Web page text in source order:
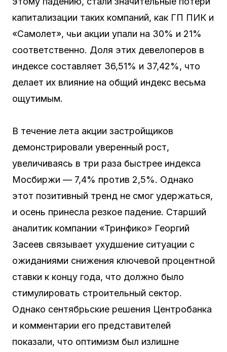
капитализации таких компаний, как ГП ПИК и
«Самолет», чьи акции упали на 30% и 21%
соответственно. Доля этих девелоперов в
индексе составляет 36,51% и 37,42%, что
делает их влияние на общий индекс весьма
ощутимым.
В течение лета акции застройщиков
демонстрировали уверенный рост,
увеличиваясь в три раза быстрее индекса
Мосбиржи — 7,4% против 2,5%. Однако
этот позитивный тренд не смог удержаться,
и осень принесла резкое падение. Старший
аналитик компании «Тринфико» Георгий
Засеев связывает ухудшение ситуации с
ожиданиями снижения ключевой процентной
ставки к концу года, что должно было
стимулировать строительный сектор.
Однако сентябрьские решения Центробанка
и комментарии его представителей
показали, что оптимизм был излишне